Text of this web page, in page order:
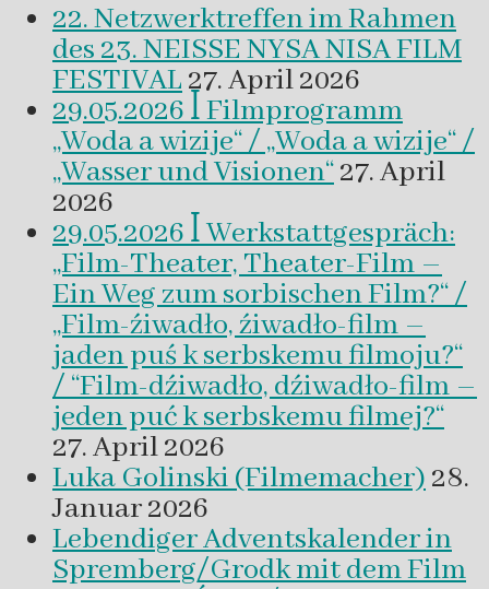
22. Netzwerktreffen im Rahmen
des 23. NEISSE NYSA NISA FILM
FESTIVAL27. April 2026
29.05.2026 ꟾ Filmprogramm
„Woda a wizije“ / „Woda a wizije“ /
„Wasser und Visionen“27. April
2026
29.05.2026 ꟾ Werkstattgespräch:
„Film-Theater, Theater-Film –
Ein Weg zum sorbischen Film?“ /
„Film-źiwadło, źiwadło-film –
jaden puś k serbskemu filmoju?“
/ “Film-dźiwadło, dźiwadło-film –
jeden puć k serbskemu filmej?“
27. April 2026
Luka Golinski (Filmemacher)28.
Januar 2026
Lebendiger Adventskalender in
Spremberg/Grodk mit dem Film